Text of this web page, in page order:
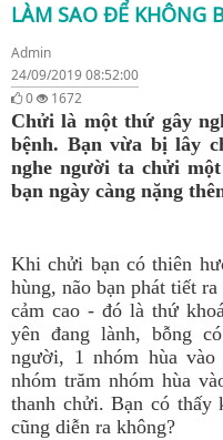
LÀM SAO ĐỂ KHÔNG
Admin
24/09/2019 08:52:00
0
1672
Chửi là một thứ gây
bệnh. Bạn vừa bị lây
nghe người ta chửi
bạn ngày càng nặng
Khi chửi bạn có thiên
hùng, não bạn phát tiết
cảm cao - đó là thứ
yên đang lành, bỗng
người, 1 nhóm hùa
nhóm trăm nhóm hùa
thanh chửi. Bạn có thấy
cũng diễn ra không?